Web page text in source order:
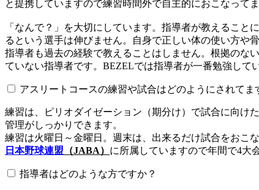
と提携していますので練習時間外で自主的におこなってま
「なんで？」を大切にしています。指導者が教えるこ
るという選手は伸びません。自身で正しい体の使い方や
指導者も過去の経験で教えることはしません。根拠のな
ていない指導者です。BEZELでは指導者が一番勉強してい
アスリートコースの練習や試合はどのようにされてま
練習は、ピリオダイゼーション（期分け）で試合に向け
管理がしっかりできます。
練習は火曜日～金曜日。週末は、出来るだけ試合をおこな
日本野球連盟 （JABA） に所属していますので年間で4大
指導者はどのような方ですか？